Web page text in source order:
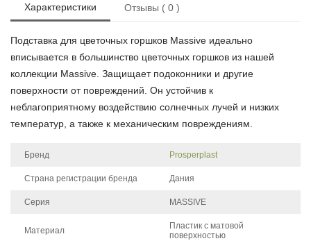
Характеристики Отзывы ( 0 )
Подставка для цветочных горшков Massive идеально
вписывается в большинство цветочных горшков из нашей
коллекции Massive. Защищает подоконники и другие
поверхности от повреждений. Он устойчив к
неблагоприятному воздействию солнечных лучей и низких
температур, а также к механическим повреждениям.
Бренд Prosperplast
Страна регистрации бренда Дания
Серия MASSIVE
Материал
Пластик с матовой
поверхностью